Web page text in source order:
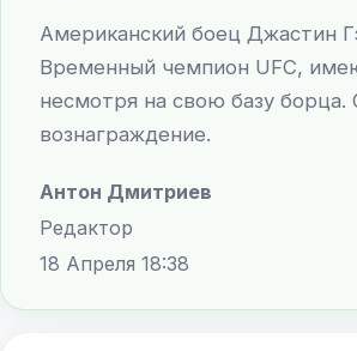
Американский боец Джастин
Временный чемпион UFC,
несмотря на свою базу
вознаграждение.
Антон Дмитриев
Редактор
18 Апреля 18:38